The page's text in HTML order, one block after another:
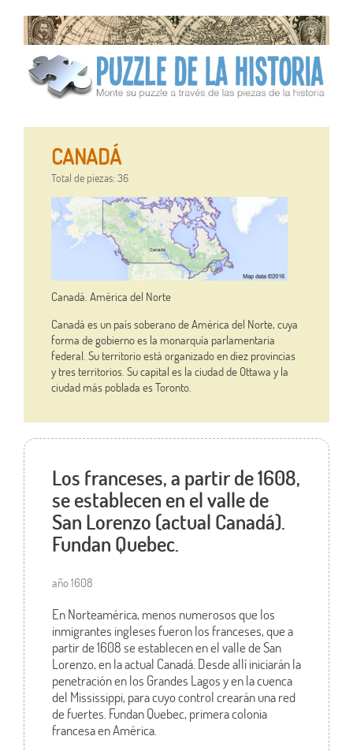
CANADÁ
Total de piezas: 36
Canadá. América del Norte
Canadá es un país soberano de América del Norte, cuya
forma de gobierno es la monarquía parlamentaria
federal. Su territorio está organizado en diez provincias
y tres territorios. Su capital es la ciudad de Ottawa y la
ciudad más poblada es Toronto.
Los franceses, a partir de 1608,
se establecen en el valle de
San Lorenzo (actual Canadá).
Fundan Quebec.
año 1608
En Norteamérica, menos numerosos que los
inmigrantes ingleses fueron los franceses, que a
partir de 1608 se establecen en el valle de San
Lorenzo, en la actual Canadá. Desde allí iniciarán la
penetración en los Grandes Lagos y en la cuenca
del Mississippi, para cuyo control crearán una red
de fuertes. Fundan Quebec, primera colonia
francesa en América.